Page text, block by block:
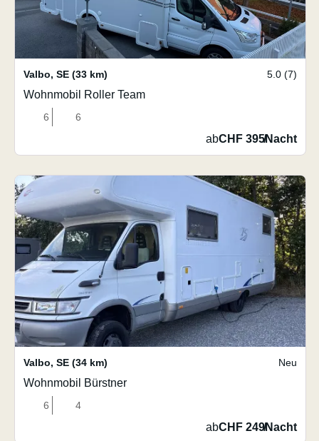
Valbo, SE (33 km) 5.0 (7)
Wohnmobil Roller Team
6 6
abCHF 395/Nacht
Valbo, SE (34 km) Neu
Wohnmobil Bürstner
6 4
abCHF 249/Nacht